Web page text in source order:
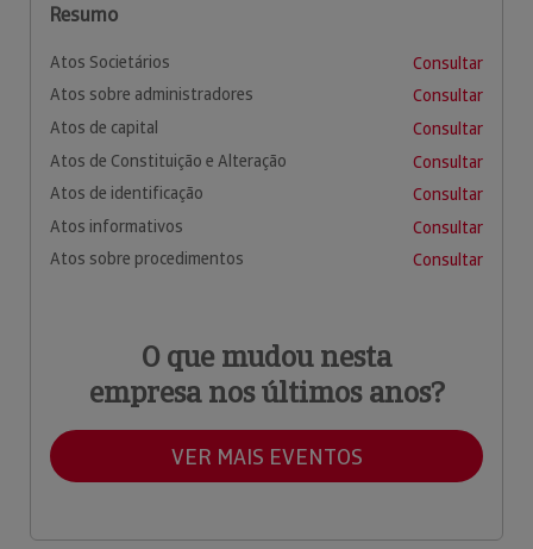
Resumo
Atos Societários
Consultar
Atos sobre administradores
Consultar
Atos de capital
Consultar
Atos de Constituição e Alteração
Consultar
Atos de identificação
Consultar
Atos informativos
Consultar
Atos sobre procedimentos
Consultar
O que mudou nesta
empresa nos últimos anos?
VER MAIS EVENTOS